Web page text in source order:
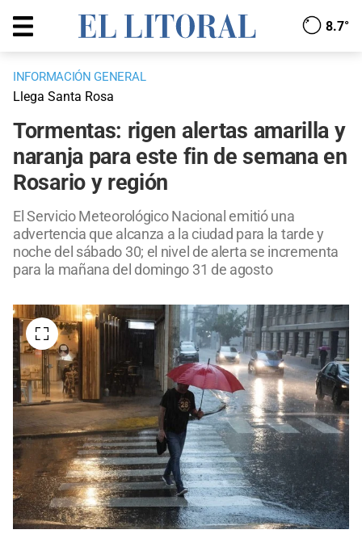
8.7°
INFORMACIÓN GENERAL
Llega Santa Rosa
Tormentas: rigen alertas amarilla y
naranja para este fin de semana en
Rosario y región
El Servicio Meteorológico Nacional emitió una
advertencia que alcanza a la ciudad para la tarde y
noche del sábado 30; el nivel de alerta se incrementa
para la mañana del domingo 31 de agosto